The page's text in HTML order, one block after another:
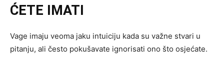
ĆETE IMATI
Vage imaju veoma jaku intuiciju kada su važne stvari u
pitanju, ali često pokušavate ignorisati ono što osjećate.